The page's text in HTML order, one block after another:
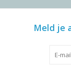
Meld je